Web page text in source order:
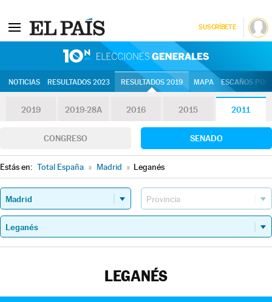
SUSCRÍBETE
NOTICIAS RESULTADOS 2023 RESULTADOS 2019 MAPA ESCAÑOS
2019 2019-28A 2016 2015 2011
CONGRESO SENADO
Estás en: Total España » Madrid » Leganés
LEGANÉS